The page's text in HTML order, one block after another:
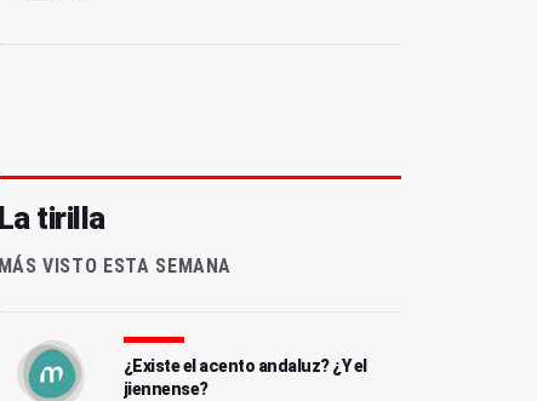
La tirilla
MÁS VISTO ESTA SEMANA
¿Existe el acento andaluz? ¿Y el
jiennense?